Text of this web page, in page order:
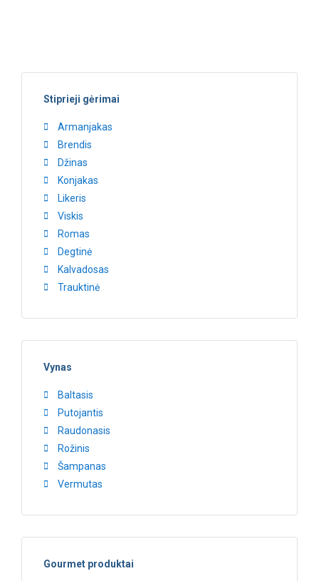
Stiprieji gėrimai
Armanjakas
Brendis
Džinas
Konjakas
Likeris
Viskis
Romas
Degtinė
Kalvadosas
Trauktinė
Vynas
Baltasis
Putojantis
Raudonasis
Rožinis
Šampanas
Vermutas
Gourmet produktai